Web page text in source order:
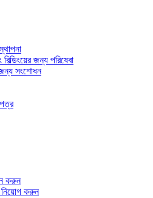
বিল্ডিংয়ের জন্য পরিষেবা
সংশোধন
করুন
নিয়োগ করুন